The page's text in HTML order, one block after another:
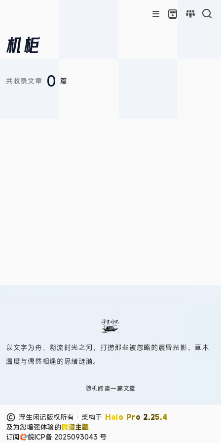
机柜
共收录文章 0 篇
以文字为舟，溯流时光之河，打捞那些被忽略的晨昏光影、草木
温度与偶然相逢的思绪涟漪。
随机阅读一篇文章
浮生闲记版权所有 · 架构于 Halo Pro 2.25.4
及为您增强体验的微浸主题
订阅
皖ICP备 2025093043 号